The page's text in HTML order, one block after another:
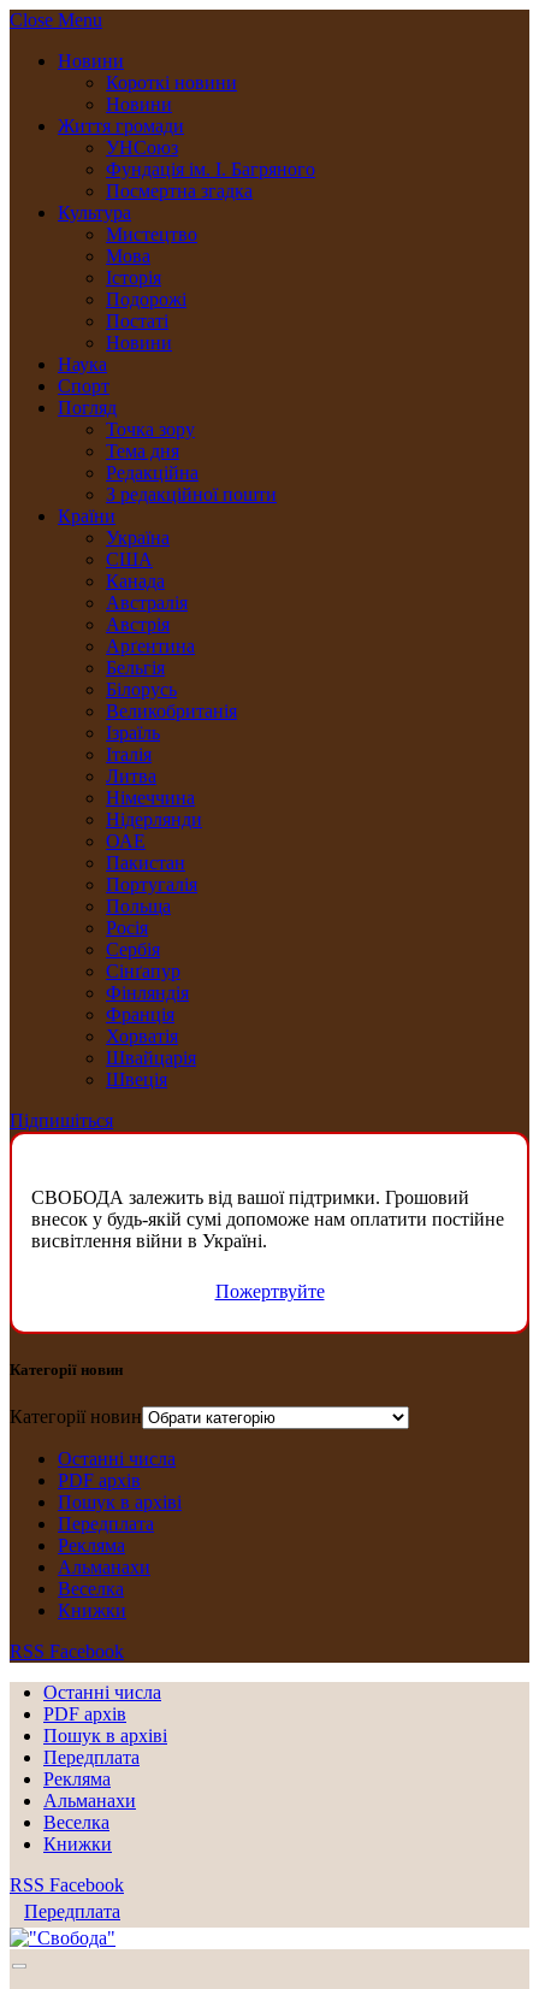
Close Menu
Новини
Короткі новини
Новини
Життя громади
УНСоюз
Фундація ім. І. Багряного
Посмертна згадка
Культура
Мистецтво
Мова
Історія
Подорожі
Постаті
Новини
Наука
Спорт
Погляд
Точка зору
Тема дня
Редакційна
З редакційної пошти
Країни
Україна
США
Канада
Австралія
Австрія
Арґентина
Бельгія
Білорусь
Великобританія
Ізраїль
Італія
Литва
Німеччина
Нідерлянди
ОАЕ
Пакистан
Португалія
Польща
Росія
Сербія
Сінґапур
Фінляндія
Франція
Хорватія
Швайцарія
Швеція
Підпишіться
СВОБОДА залежить від вашої підтримки. Грошовий
внесок у будь-якій сумі допоможе нам оплатити постійне
висвітлення війни в Україні.
Пожертвуйте
Категорії новин
Категорії новин
Останні числа
PDF архів
Пошук в архіві
Передплата
Рекляма
Альманахи
Веселка
Книжки
RSS Facebook
Останні числа
PDF архів
Пошук в архіві
Передплата
Рекляма
Альманахи
Веселка
Книжки
RSS Facebook
Передплата